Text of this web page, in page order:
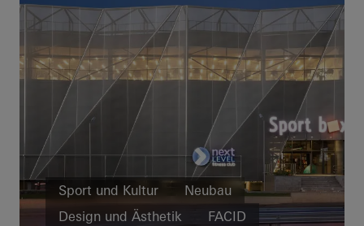
Deutschland
Sport und Kultur
Neubau
Design und Ästhetik
FACID